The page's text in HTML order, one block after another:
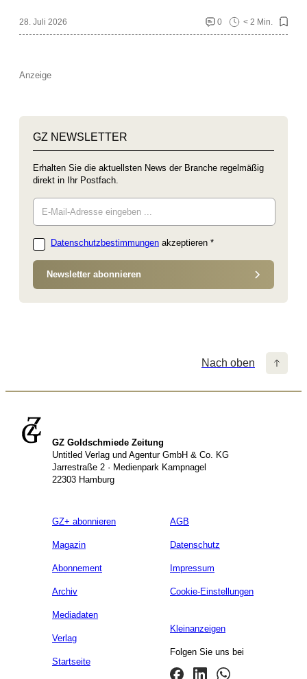
28. Juli 2026 0 < 2 Min.
Anzeige
GZ NEWSLETTER
Erhalten Sie die aktuellsten News der Branche regelmäßig
direkt in Ihr Postfach.
Datenschutzbestimmungen akzeptieren *
Newsletter abonnieren
Nach oben
GZ Goldschmiede Zeitung
Untitled Verlag und Agentur GmbH & Co. KG
Jarrestraße 2 · Medienpark Kampnagel
22303 Hamburg
GZ+ abonnieren
Magazin
Abonnement
Archiv
Mediadaten
Verlag
AGB
Datenschutz
Impressum
Cookie-Einstellungen
Startseite
Kleinanzeigen
Folgen Sie uns bei